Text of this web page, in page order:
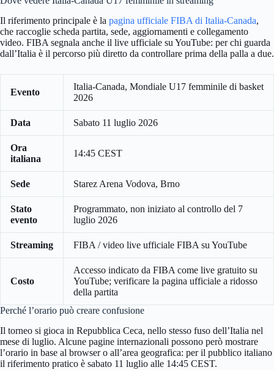
Il riferimento principale è la pagina ufficiale FIBA di Italia-Canada,
che raccoglie scheda partita, sede, aggiornamenti e collegamento
video. FIBA segnala anche il live ufficiale su YouTube: per chi guarda
dall’Italia è il percorso più diretto da controllare prima della palla a due.
Evento
Italia-Canada, Mondiale U17 femminile di basket
2026
Data Sabato 11 luglio 2026
Ora
italiana
14:45 CEST
Sede Starez Arena Vodova, Brno
Stato
evento
Programmato, non iniziato al controllo del 7
luglio 2026
Streaming FIBA / video live ufficiale FIBA su YouTube
Costo
Accesso indicato da FIBA come live gratuito su
YouTube; verificare la pagina ufficiale a ridosso
della partita
Perché l’orario può creare confusione
Il torneo si gioca in Repubblica Ceca, nello stesso fuso dell’Italia nel
mese di luglio. Alcune pagine internazionali possono però mostrare
l’orario in base al browser o all’area geografica: per il pubblico italiano
il riferimento pratico è sabato 11 luglio alle 14:45 CEST.